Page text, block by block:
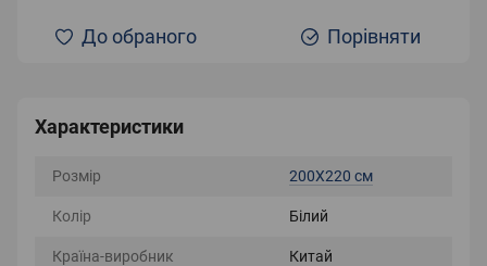
До обраного Порівняти
Характеристики
Розмір 200X220 см
Колір Білий
Країна-виробник Китай